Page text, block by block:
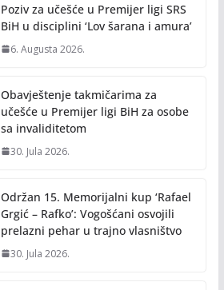
Poziv za učešće u Premijer ligi SRS
BiH u disciplini ‘Lov šarana i amura’
6. Augusta 2026.
Obavještenje takmičarima za
učešće u Premijer ligi BiH za osobe
sa invaliditetom
30. Jula 2026.
Održan 15. Memorijalni kup ‘Rafael
Grgić – Rafko’: Vogošćani osvojili
prelazni pehar u trajno vlasništvo
30. Jula 2026.